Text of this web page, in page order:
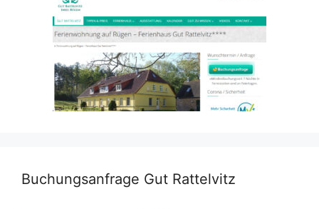
Buchungsanfrage Gut Rattelvitz